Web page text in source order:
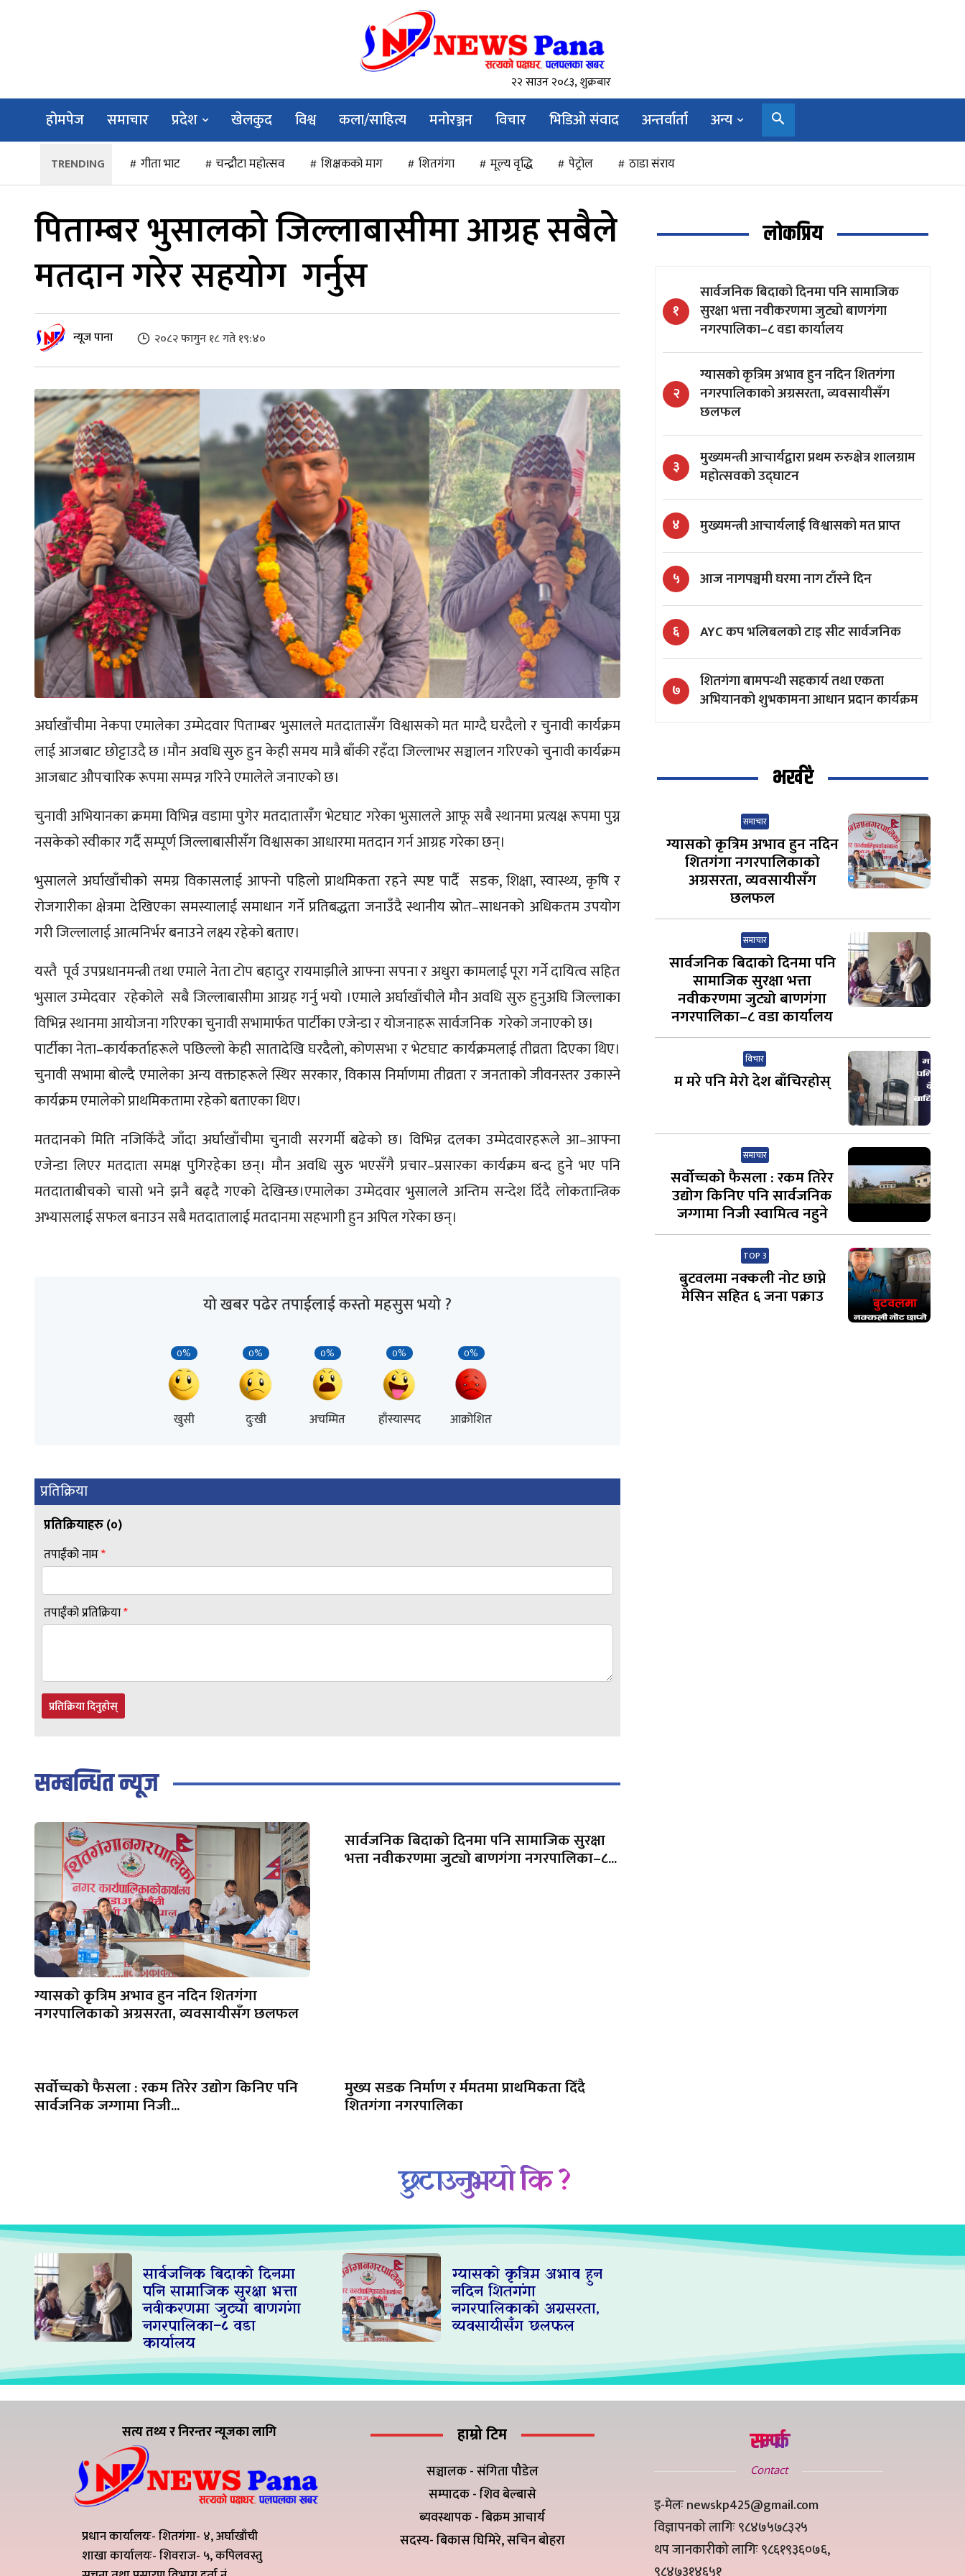
२२ साउन २०८३, शुक्रबार
होमपेज समाचार प्रदेश खेलकुद विश्व कला/साहित्य मनोरञ्जन विचार भिडिओ संवाद अन्तर्वार्ता अन्य
गीता भाट चन्द्रौटा महोत्सव शिक्षकको माग शितगंगा मूल्य वृद्धि पेट्रोल ठाडा संराय
पिताम्बर भुसालको जिल्लाबासीमा आग्रह सबैले
मतदान गरेर सहयोग गर्नुस
न्यूज पाना २०८२ फागुन १८ गते १९:४०
अर्घाखाँचीमा नेकपा एमालेका उम्मेदवार पिताम्बर भुसालले मतदातासँग विश्वासको मत माग्दै घरदैलो र चुनावी कार्यक्रम
लाई आजबाट छोट्टाउदै छ ।मौन अवधि सुरु हुन केही समय मात्रै बाँकी रहँदा जिल्लाभर सञ्चालन गरिएको चुनावी कार्यक्रम
आजबाट औपचारिक रूपमा सम्पन्न गरिने एमालेले जनाएको छ।
चुनावी अभियानका क्रममा विभिन्न वडामा पुगेर मतदातासँग भेटघाट गरेका भुसालले आफू सबै स्थानमा प्रत्यक्ष रूपमा पुग्न
नसकेको स्वीकार गर्दै सम्पूर्ण जिल्लाबासीसँग विश्वासका आधारमा मतदान गर्न आग्रह गरेका छन्।
भुसालले अर्घाखाँचीको समग्र विकासलाई आफ्नो पहिलो प्राथमिकता रहने स्पष्ट पार्दै सडक, शिक्षा, स्वास्थ्य, कृषि र
रोजगारीका क्षेत्रमा देखिएका समस्यालाई समाधान गर्ने प्रतिबद्धता जनाउँदै स्थानीय स्रोत–साधनको अधिकतम उपयोग
गरी जिल्लालाई आत्मनिर्भर बनाउने लक्ष्य रहेको बताए।
यस्तै पूर्व उपप्रधानमन्त्री तथा एमाले नेता टोप बहादुर रायमाझीले आफ्ना सपना र अधुरा कामलाई पूरा गर्ने दायित्व सहित
भुसाल उम्मेदवार रहेकोले सबै जिल्लाबासीमा आग्रह गर्नु भयो ।एमाले अर्घाखाँचीले मौन अवधि सुरु हुनुअघि जिल्लाका
विभिन्न स्थानमा आयोजना गरिएका चुनावी सभामार्फत पार्टीका एजेन्डा र योजनाहरू सार्वजनिक गरेको जनाएको छ।
पार्टीका नेता–कार्यकर्ताहरूले पछिल्लो केही सातादेखि घरदैलो, कोणसभा र भेटघाट कार्यक्रमलाई तीव्रता दिएका थिए।
चुनावी सभामा बोल्दै एमालेका अन्य वक्ताहरूले स्थिर सरकार, विकास निर्माणमा तीव्रता र जनताको जीवनस्तर उकास्ने
कार्यक्रम एमालेको प्राथमिकतामा रहेको बताएका थिए।
मतदानको मिति नजिकिँदै जाँदा अर्घाखाँचीमा चुनावी सरगर्मी बढेको छ। विभिन्न दलका उम्मेदवारहरूले आ–आफ्ना
एजेन्डा लिएर मतदाता समक्ष पुगिरहेका छन्। मौन अवधि सुरु भएसँगै प्रचार–प्रसारका कार्यक्रम बन्द हुने भए पनि
मतदाताबीचको चासो भने झनै बढ्दै गएको देखिन्छ।एमालेका उम्मेदवार भुसालले अन्तिम सन्देश दिँदै लोकतान्त्रिक
अभ्यासलाई सफल बनाउन सबै मतदातालाई मतदानमा सहभागी हुन अपिल गरेका छन्।
यो खबर पढेर तपाईलाई कस्तो महसुस भयो ?
0%
खुसी
0%
दुःखी
0%
अचम्मित
0%
हाँस्यास्पद
0%
आक्रोशित
प्रतिक्रिया
प्रतिक्रियाहरु (०)
तपाईंको नाम*
तपाईंको प्रतिक्रिया*
प्रतिक्रिया दिनुहोस्
सम्बन्धित न्यूज
ग्यासको कृत्रिम अभाव हुन नदिन शितगंगा
नगरपालिकाको अग्रसरता, व्यवसायीसँग छलफल
सार्वजनिक बिदाको दिनमा पनि सामाजिक सुरक्षा
भत्ता नवीकरणमा जुट्यो बाणगंगा नगरपालिका–८...
सर्वोच्चको फैसला : रकम तिरेर उद्योग किनिए पनि
सार्वजनिक जग्गामा निजी...
मुख्य सडक निर्माण र र्ममतमा प्राथमिकता दिँदै
शितगंगा नगरपालिका
लोकप्रिय
१
सार्वजनिक बिदाको दिनमा पनि सामाजिक
सुरक्षा भत्ता नवीकरणमा जुट्यो बाणगंगा
नगरपालिका–८ वडा कार्यालय
२
ग्यासको कृत्रिम अभाव हुन नदिन शितगंगा
नगरपालिकाको अग्रसरता, व्यवसायीसँग
छलफल
३
मुख्यमन्त्री आचार्यद्वारा प्रथम रुरुक्षेत्र शालग्राम
महोत्सवको उद्घाटन
४ मुख्यमन्त्री आचार्यलाई विश्वासको मत प्राप्त
५ आज नागपञ्चमी घरमा नाग टाँस्ने दिन
६ AYC कप भलिबलको टाइ सीट सार्वजनिक
७
शितगंगा बामपन्थी सहकार्य तथा एकता
अभियानको शुभकामना आधान प्रदान कार्यक्रम
भर्खरै
समाचार
ग्यासको कृत्रिम अभाव हुन नदिन
शितगंगा नगरपालिकाको
अग्रसरता, व्यवसायीसँग
छलफल
समाचार
सार्वजनिक बिदाको दिनमा पनि
सामाजिक सुरक्षा भत्ता
नवीकरणमा जुट्यो बाणगंगा
नगरपालिका–८ वडा कार्यालय
विचार
म मरे पनि मेरो देश बाँचिरहोस्
समाचार
सर्वोच्चको फैसला : रकम तिरेर
उद्योग किनिए पनि सार्वजनिक
जग्गामा निजी स्वामित्व नहुने
TOP 3
बुटवलमा नक्कली नोट छाप्ने
मेसिन सहित ६ जना पक्राउ
छुटाउनुभयो कि ?
सार्वजनिक बिदाको दिनमा
पनि सामाजिक सुरक्षा भत्ता
नवीकरणमा जुट्यो बाणगंगा
नगरपालिका–८ वडा
कार्यालय
ग्यासको कृत्रिम अभाव हुन
नदिन शितगंगा
नगरपालिकाको अग्रसरता,
व्यवसायीसँग छलफल
सत्य तथ्य र निरन्तर न्यूजका लागि
प्रधान कार्यालयः- शितगंगा- ४, अर्घाखाँची
शाखा कार्यालयः- शिवराज- ५, कपिलवस्तु
हाम्रो टिम
सञ्चालक - संगिता पौडेल
सम्पादक - शिव बेल्बासे
ब्यवस्थापक - बिक्रम आचार्य
सदस्य- बिकास घिमिरे, सचिन बोहरा
सम्पर्क
Contact
इ-मेलः newskp425@gmail.com
विज्ञापनको लागिः ९८४७५७८३२५
थप जानकारीको लागिः ९८६१९३६०७६,